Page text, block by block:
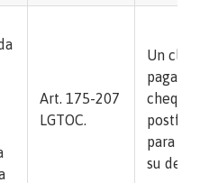
Art. 175-207
LGTOC.
Un
paga con
cheque
para
su deuda.